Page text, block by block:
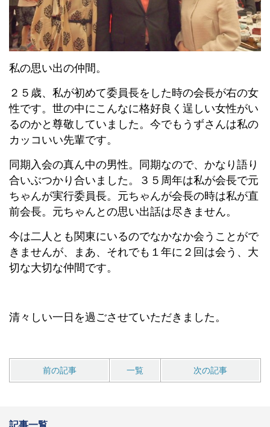
私の思い出の仲間。
２５歳、私が初めて委員長をした時の会長が右の女
性です。世の中にこんなに格好良く逞しい女性がい
るのかと尊敬していました。今でもうずさんは私の
カッコいい先輩です。
同期入会の真ん中の男性。同期なので、かなり語り
合いぶつかり合いました。３５周年は私が会長で元
ちゃんが実行委員長。元ちゃんが会長の時は私が直
前会長。元ちゃんとの思い出話は尽きません。
今は二人とも関東にいるのでなかなか会うことがで
きませんが、まあ、それでも１年に２回は会う、大
切な大切な仲間です。
清々しい一日を過ごさせていただきました。
前の記事 一覧 次の記事
記事一覧